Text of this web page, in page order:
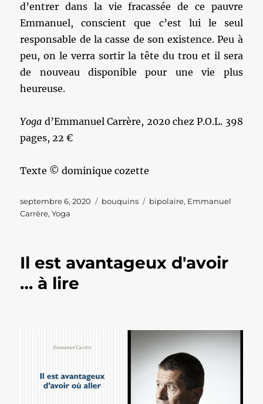
d’entrer dans la vie fracassée de ce pauvre
Emmanuel, conscient que c’est lui le seul
responsable de la casse de son existence. Peu à
peu, on le verra sortir la tête du trou et il sera
de nouveau disponible pour une vie plus
heureuse.
Yoga d’Emmanuel Carrère, 2020 chez P.O.L. 398
pages, 22 €
Texte © dominique cozette
Publié
le
septembre 6, 2020 Catégories
bouquins Étiquettes
bipolaire, Emmanuel
Carrère,Yoga
Il est avantageux d'avoir
… à lire